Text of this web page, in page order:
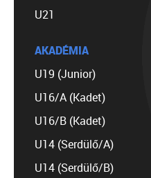
U21
AKADÉMIA
U19 (Junior)
U16/A (Kadet)
U16/B (Kadet)
U14 (Serdülő/A)
U14 (Serdülő/B)